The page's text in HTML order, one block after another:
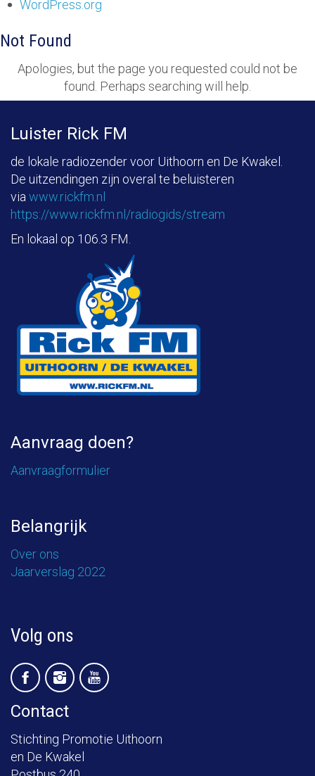
WordPress.org
Not Found
Apologies, but the page you requested could not be
found. Perhaps searching will help.
Luister Rick FM
de lokale radiozender voor Uithoorn en De Kwakel.
De uitzendingen zijn overal te beluisteren
via www.rickfm.nl
https://www.rickfm.nl/radiogids/stream
En lokaal op 106.3 FM.
Aanvraag doen?
Aanvraagformulier
Belangrijk
Over ons
Jaarverslag 2022
Volg ons
Contact
Stichting Promotie Uithoorn
en De Kwakel